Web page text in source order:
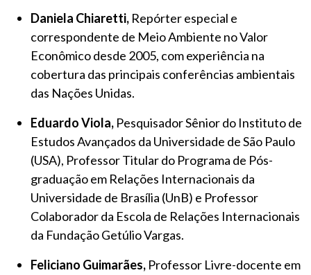
Daniela Chiaretti, Repórter especial e
correspondente de Meio Ambiente no Valor
Econômico desde 2005, com experiência na
cobertura das principais conferências ambientais
das Nações Unidas.
Eduardo Viola, Pesquisador Sênior do Instituto de
Estudos Avançados da Universidade de São Paulo
(USA), Professor Titular do Programa de Pós-
graduação em Relações Internacionais da
Universidade de Brasília (UnB) e Professor
Colaborador da Escola de Relações Internacionais
da Fundação Getúlio Vargas.
Feliciano Guimarães, Professor Livre-docente em